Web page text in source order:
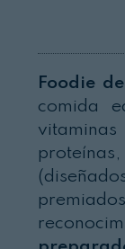
Foodie
comida